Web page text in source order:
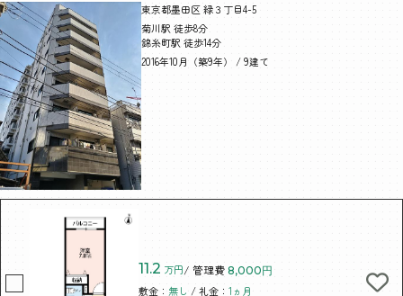
東京都墨田区 緑３丁目4-5
菊川駅 徒歩8分
錦糸町駅 徒歩14分
2016年10月（築9年） / 9建て
11.2 万円/ 管理費 8,000円
敷金： 無し / 礼金：1ヵ月